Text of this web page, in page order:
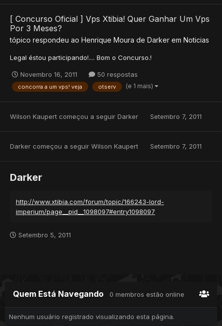
[ Concurso Oficial ] Vps Xtibia! Quer Ganhar Um Vps
Por 3 Meses?
tópico respondeu ao Henrique Moura de Darker em Noticias
Legal éstou participando!.... Bom o Concurso.!
Novembro 16, 2011 50 respostas
concorra a um vps! veja otserv (e 1 mais)
Wilson Kaupert começou a seguir Darker Setembro 7, 2011
Darker começou a seguir Wilson Kaupert Setembro 7, 2011
Darker
http://www.xtibia.com/forum/topic/166243-lord-
imperium/page__pid__1098097#entry1098097
Setembro 5, 2011
Quem Está Navegando 0 membros estão online
Nenhum usuário registrado visualizando esta página.